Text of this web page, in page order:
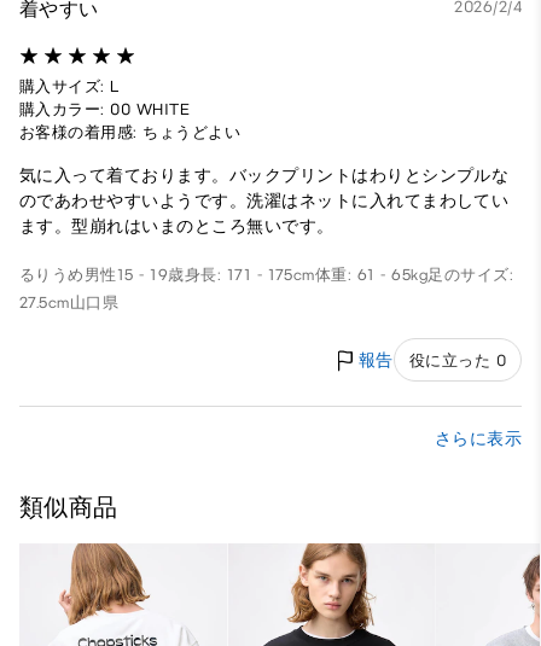
着やすい 2026/2/4
購入サイズ: L
購入カラー: 00 WHITE
お客様の着用感: ちょうどよい
気に入って着ております。バックプリントはわりとシンプルな
のであわせやすいようです。洗濯はネットに入れてまわしてい
ます。型崩れはいまのところ無いです。
るりうめ 男性 15 - 19歳身長: 171 - 175cm体重: 61 - 65kg足のサイズ:
27.5cm山口県
報告 役に立った 0
さらに表示
類似商品